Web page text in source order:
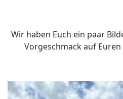
Wir haben Euch ein paar
Vorgeschmack auf